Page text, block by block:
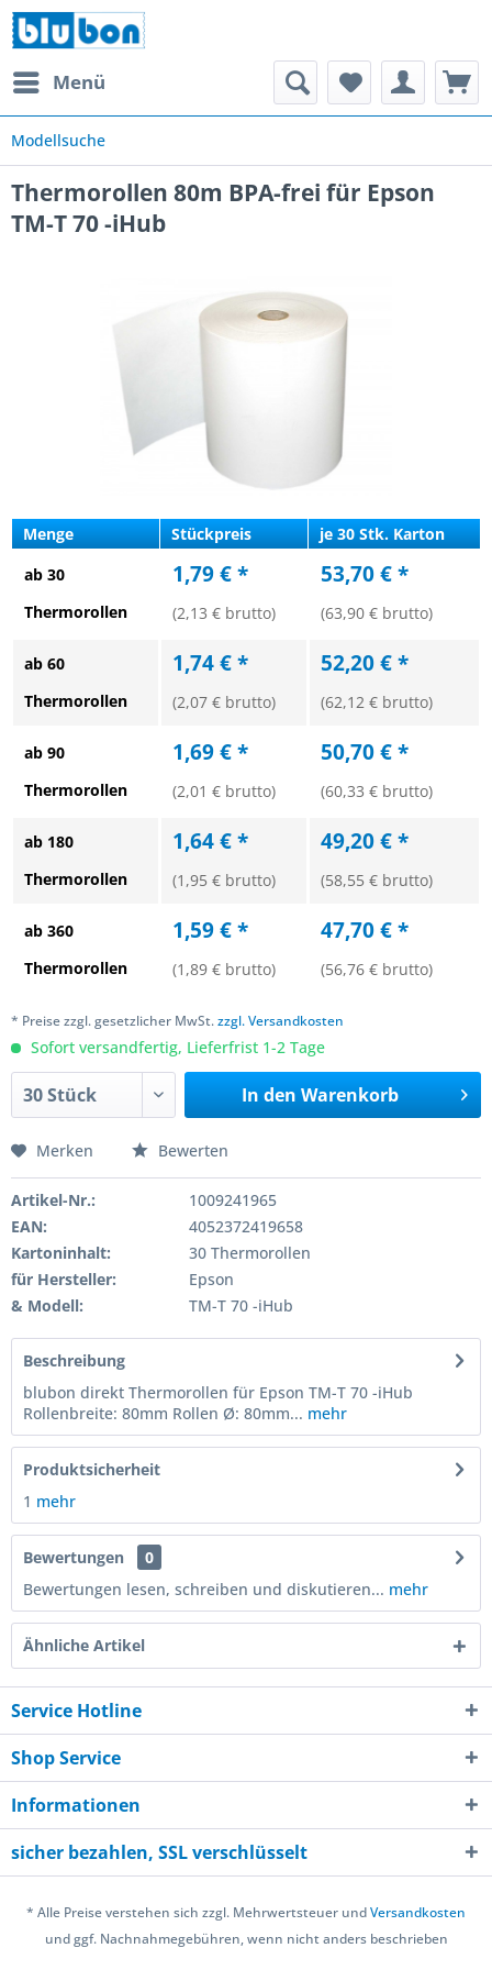
Menü
Modellsuche
Thermorollen 80m BPA-frei für Epson
TM-T 70 -iHub
Menge Stückpreis
je 30 Stk. Karton
ab 30
Thermorollen
1,79 € *
(2,13 € brutto)
53,70 € *
(63,90 € brutto)
ab 60
Thermorollen
1,74 € *
(2,07 € brutto)
52,20 € *
(62,12 € brutto)
ab 90
Thermorollen
1,69 € *
(2,01 € brutto)
50,70 € *
(60,33 € brutto)
ab 180
Thermorollen
1,64 € *
(1,95 € brutto)
49,20 € *
(58,55 € brutto)
ab 360
Thermorollen
1,59 € *
(1,89 € brutto)
47,70 € *
(56,76 € brutto)
* Preise zzgl. gesetzlicher MwSt.zzgl. Versandkosten
Sofort versandfertig, Lieferfrist 1-2 Tage
In den Warenkorb
Merken Bewerten
Artikel-Nr.:
1009241965
EAN:
4052372419658
Kartoninhalt:
30 Thermorollen
für Hersteller:
Epson
& Modell:
TM-T 70 -iHub
Beschreibung
blubon direkt Thermorollen für Epson TM-T 70 -iHub
Rollenbreite: 80mm Rollen Ø: 80mm... mehr
Produktsicherheit
1 mehr
Bewertungen
0
Bewertungen lesen, schreiben und diskutieren... mehr
Ähnliche Artikel
Service Hotline
Shop Service
Informationen
sicher bezahlen, SSL verschlüsselt
* Alle Preise verstehen sich zzgl. Mehrwertsteuer undVersandkosten
und ggf. Nachnahmegebühren, wenn nicht anders beschrieben